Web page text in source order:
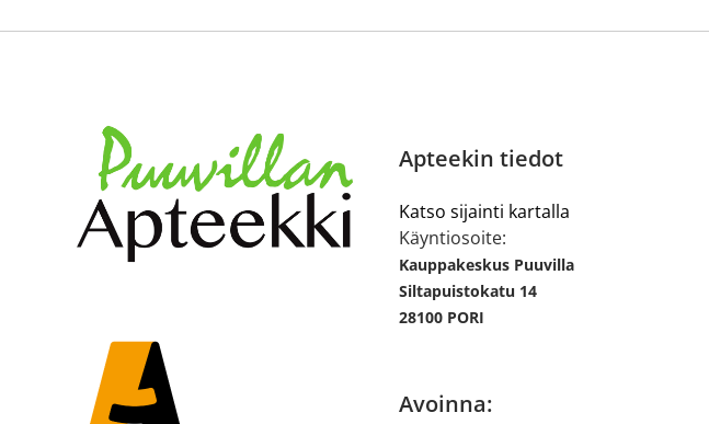
Apteekin tiedot
Katso sijainti kartalla
Käyntiosoite:
Kauppakeskus Puuvilla
Siltapuistokatu 14
28100 PORI
Avoinna: